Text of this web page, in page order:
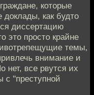
которые
как будто
диссертацию
это просто крайне
темы,
внимание и
нет, все рвутся их
с "преступной